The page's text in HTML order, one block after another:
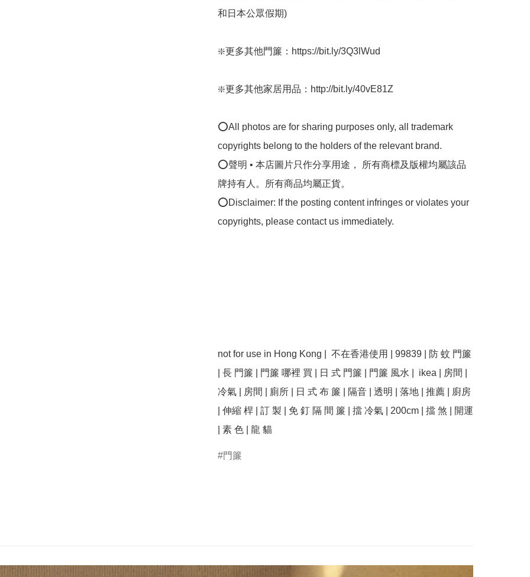
和日本公眾假期) ﻿
❇️更多其他門簾：https://bit.ly/3Q3lWud
❇️更多其他家居用品：http://bit.ly/40vE81Z
⭕All photos are for sharing purposes only, all trademark
copyrights belong to the holders of the relevant brand.
⭕聲明 • 本店圖片只作分享用途， 所有商標及版權均屬該品
牌持有人。所有商品均屬正貨。
⭕Disclaimer: If the posting content infringes or violates your
copyrights, please contact us immediately.
not for use in Hong Kong |  不在香港使用 | 99839 | 防 蚊 門簾
| 長 門簾 | 門簾 哪裡 買 | 日 式 門簾 | 門簾 風水 |  ikea | 房間 |
冷氣 | 房間 | 廁所 | 日 式 布 簾 | 隔音 | 透明 | 落地 | 推薦 | 廚房
| 伸縮 桿 | 訂 製 | 免 釘 隔 間 簾 | 擋 冷氣 | 200cm | 擋 煞 | 開運
| 素 色 | 龍 貓
門簾